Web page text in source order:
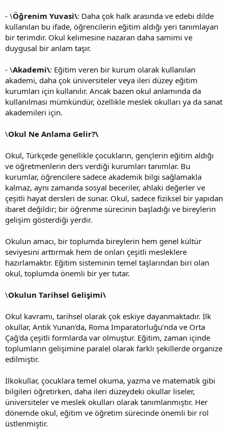
- \Öğrenim Yuvasi\: Daha çok halk arasında ve edebi dilde
kullanılan bu ifade, öğrencilerin eğitim aldığı yeri tanımlayan
bir terimdir. Okul kelimesine nazaran daha samimi ve
duygusal bir anlam taşır.
- \Akademi\: Eğitim veren bir kurum olarak kullanılan
akademi, daha çok üniversiteler veya ileri düzey eğitim
kurumları için kullanılır. Ancak bazen okul anlamında da
kullanılması mümkündür, özellikle meslek okulları ya da sanat
akademileri için.
\Okul Ne Anlama Gelir?\
Okul, Türkçede genellikle çocukların, gençlerin eğitim aldığı
ve öğretmenlerin ders verdiği kurumları tanımlar. Bu
kurumlar, öğrencilere sadece akademik bilgi sağlamakla
kalmaz, aynı zamanda sosyal beceriler, ahlaki değerler ve
çeşitli hayat dersleri de sunar. Okul, sadece fiziksel bir yapıdan
ibaret değildir; bir öğrenme sürecinin başladığı ve bireylerin
gelişim gösterdiği yerdir.
Okulun amacı, bir toplumda bireylerin hem genel kültür
seviyesini arttırmak hem de onları çeşitli mesleklere
hazırlamaktır. Eğitim sisteminin temel taşlarından biri olan
okul, toplumda önemli bir yer tutar.
\Okulun Tarihsel Gelişimi\
Okul kavramı, tarihsel olarak çok eskiye dayanmaktadır. İlk
okullar, Antik Yunan'da, Roma İmparatorluğu’nda ve Orta
Çağ'da çeşitli formlarda var olmuştur. Eğitim, zaman içinde
toplumların gelişimine paralel olarak farklı şekillerde organize
edilmiştir.
İlkokullar, çocuklara temel okuma, yazma ve matematik gibi
bilgileri öğretirken, daha ileri düzeydeki okullar liseler,
üniversiteler ve meslek okulları olarak tanımlanmıştır. Her
dönemde okul, eğitim ve öğretim sürecinde önemli bir rol
üstlenmiştir.